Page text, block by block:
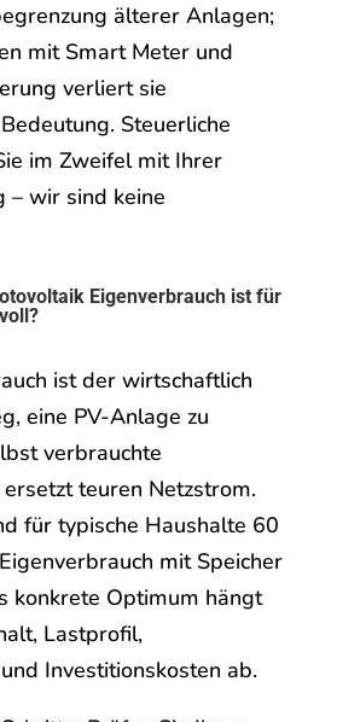
älterer Anlagen;
mit Smart Meter und
verliert sie
Steuerliche
im Zweifel mit Ihrer
– wir sind keine
Eigenverbrauch ist für
ist der wirtschaftlich
eine PV-Anlage zu
verbrauchte
teuren Netzstrom.
für typische Haushalte 60
mit Speicher
konkrete Optimum hängt
Lastprofil,
Investitionskosten ab.